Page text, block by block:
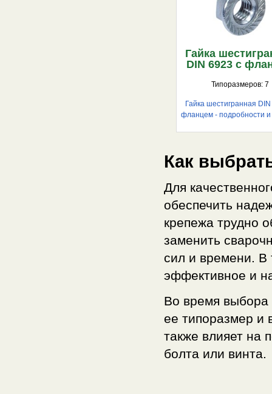
Гайка
DIN 6923 с
Типоразмеров: 7
Гайка шестигранная
фланцем - подробности и
Как
Для
обеспечить
крепежа трудно
заменить
сил и времени. В
эффективное и
Во время выбора
ее типоразмер и
также влияет на
болта или винта.